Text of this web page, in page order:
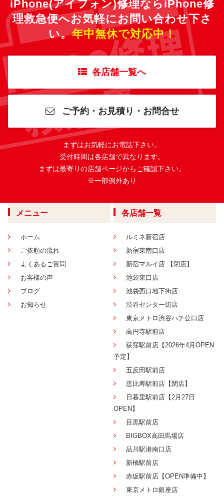
iPhone(アイフォン)修理ならiPhone修
理救急便へお気軽にお問い合わせ下さ
い。年中無休で対応中！
各店舗一覧へ
ご予約・お見積り・お問合せ
まずはお気軽にお電話下さい。
受付時間は各店舗で異なります。
まずは最寄りの店舗ページからご確認下さい。
※一部例外あり
メニュー
ホーム
ご依頼の流れ
よくあるご質問
お客様の声
ブログ
お知らせ
各店舗一覧
ルミネ新宿店
新宿東南口店
新宿マルイ店 【閉店】
池袋東口店
池袋西口地下街店
渋谷センター街店
東京メトロ渋谷ハチ公口店
高円寺駅前店
荻窪駅前店【2026年4月OPEN
予定】
五反田駅前店
恵比寿駅前店【閉店】
日暮里駅前店【2月27日
OPEN】
目黒駅前店
BIGBOX高田馬場店
品川駅港南口店
新橋駅前店
赤坂駅前店【OPEN準備中】
東京メトロ銀座店